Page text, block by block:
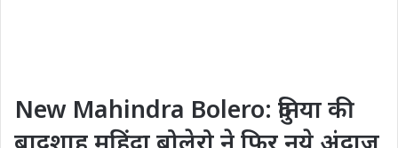
New Mahindra Bolero: दुनिया की
बादशाह महिंद्रा बोलेरो ने फिर नये अंदाज़